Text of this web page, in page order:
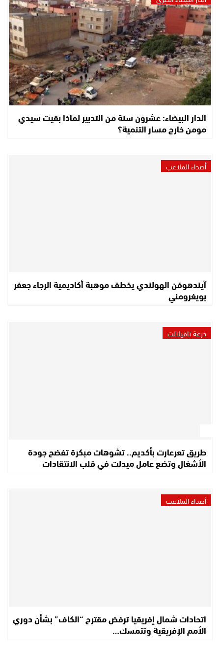
الدار البيضاء: عشرون سنة من التدبير لماذا بقيت سيدي
مومن خارج مسار التنمية؟
أصداء الملاعب
آيندهوفن الهولندي يخطف موهبة أكاديمية الرجاء جعفر
بويغرومني
درعة تافيلالت
طريق تعرعارت بأكديم.. تشوهات مبكرة تفضح جودة
الأشغال وتضع عامل ميدلت في قلب الانتقادات
أصداء الملاعب
اتحادات شمال إفريقيا ترفض مقترح “الكاف” بشأن دوري
الأمم الإفريقية وتتمسك…